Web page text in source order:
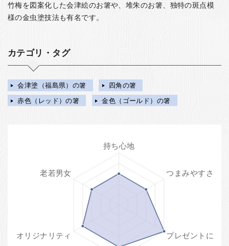
竹梅を図案化した会津絵のお箸や、堆朱のお箸、独特の斑点模
様の金虫塗技法も有名です。
カテゴリ・タグ
会津塗（福島県）の箸
四角の箸
赤色（レッド）の箸
金色（ゴールド）の箸